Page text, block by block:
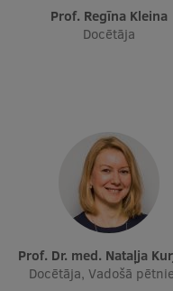
Prof. Regīna Kleina
Docētāja
Prof. Dr. med. Nataļja
Docētāja, Vadošā